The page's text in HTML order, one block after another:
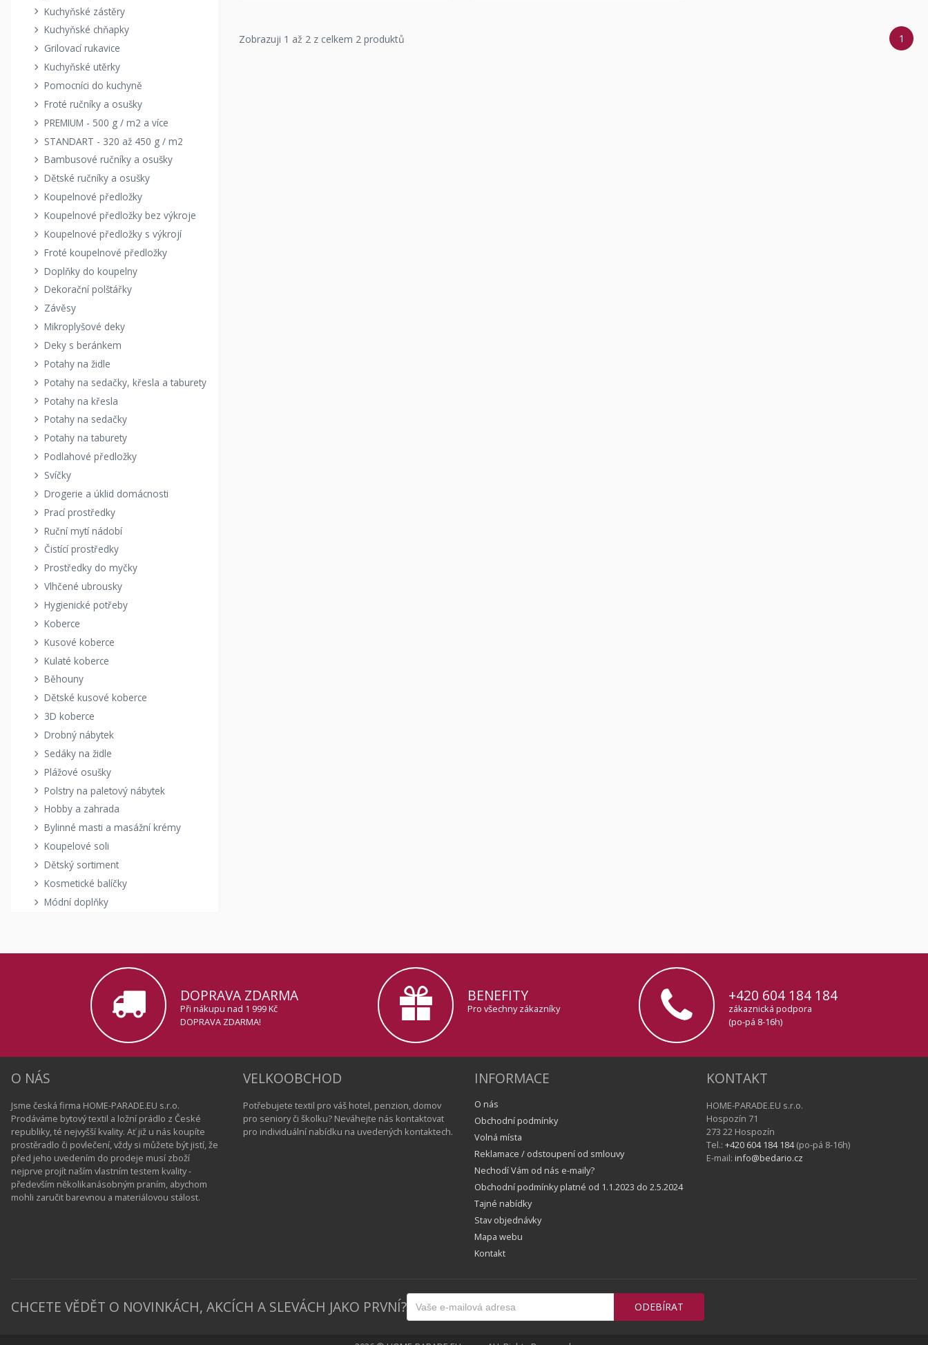
Kuchyňské zástěry
Kuchyňské chňapky
Grilovací rukavice
Kuchyňské utěrky
Pomocníci do kuchyně
Froté ručníky a osušky
PREMIUM - 500 g / m2 a více
STANDART - 320 až 450 g / m2
Bambusové ručníky a osušky
Dětské ručníky a osušky
Koupelnové předložky
Koupelnové předložky bez výkroje
Koupelnové předložky s výkrojí
Froté koupelnové předložky
Doplňky do koupelny
Dekorační polštářky
Závěsy
Mikroplyšové deky
Deky s beránkem
Potahy na židle
Potahy na sedačky, křesla a taburety
Potahy na křesla
Potahy na sedačky
Potahy na taburety
Podlahové předložky
Svíčky
Drogerie a úklid domácnosti
Prací prostředky
Ruční mytí nádobí
Čistící prostředky
Prostředky do myčky
Vlhčené ubrousky
Hygienické potřeby
Koberce
Kusové koberce
Kulaté koberce
Běhouny
Dětské kusové koberce
3D koberce
Drobný nábytek
Sedáky na židle
Plážové osušky
Polstry na paletový nábytek
Hobby a zahrada
Bylinné masti a masážní krémy
Koupelové soli
Dětský sortiment
Kosmetické balíčky
Módní doplňky
1
Zobrazuji 1 až 2 z celkem 2 produktů
DOPRAVA ZDARMA
Při nákupu nad 1 999 Kč
DOPRAVA ZDARMA!
BENEFITY
Pro všechny zákazníky
+420 604 184 184
zákaznická podpora
(po-pá 8-16h)
O NÁS
Jsme česká firma HOME-PARADE.EU s.r.o.
Prodáváme bytový textil a ložní prádlo z České
republiky, té nejvyšší kvality. Ať již u nás koupíte
prostěradlo či povlečení, vždy si můžete být jistí, že
před jeho uvedením do prodeje musí zboží
nejprve projít naším vlastním testem kvality -
především několikanásobným praním, abychom
mohli zaručit barevnou a materiálovou stálost.
VELKOOBCHOD
Potřebujete textil pro váš hotel, penzion, domov
pro seniory či školku? Neváhejte nás kontaktovat
pro individuální nabídku na uvedených kontaktech.
INFORMACE
O nás
Obchodní podmínky
Volná místa
Reklamace / odstoupení od smlouvy
Nechodí Vám od nás e-maily?
Obchodní podmínky platné od 1.1.2023 do 2.5.2024
Tajné nabídky
Stav objednávky
Mapa webu
Kontakt
KONTAKT
HOME-PARADE.EU s.r.o.
Hospozín 71
273 22 Hospozín
Tel.: +420 604 184 184(po-pá 8-16h)
E-mail: info@bedario.cz
CHCETE VĚDĚT O NOVINKÁCH, AKCÍCH A SLEVÁCH JAKO PRVNÍ? ODEBÍRAT